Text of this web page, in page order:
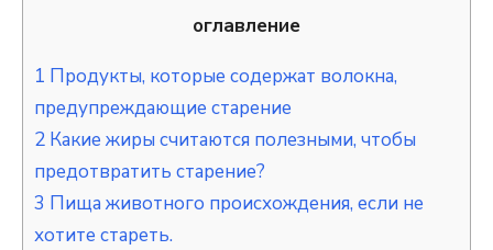
оглавление
1 Продукты, которые содержат волокна,
предупреждающие старение
2 Какие жиры считаются полезными, чтобы
предотвратить старение?
3 Пища животного происхождения, если не
хотите стареть.